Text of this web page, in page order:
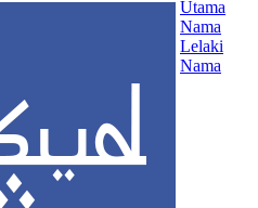
Utama
Nama
Lelaki
Nama